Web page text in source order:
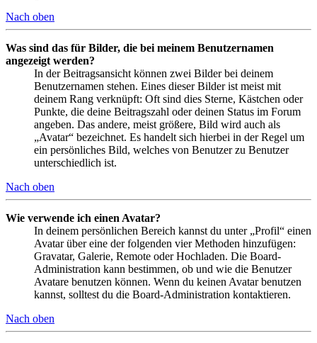
Nach oben
Was sind das für Bilder, die bei meinem Benutzernamen
angezeigt werden?
In der Beitragsansicht können zwei Bilder bei deinem
Benutzernamen stehen. Eines dieser Bilder ist meist mit
deinem Rang verknüpft: Oft sind dies Sterne, Kästchen oder
Punkte, die deine Beitragszahl oder deinen Status im Forum
angeben. Das andere, meist größere, Bild wird auch als
„Avatar“ bezeichnet. Es handelt sich hierbei in der Regel um
ein persönliches Bild, welches von Benutzer zu Benutzer
unterschiedlich ist.
Nach oben
Wie verwende ich einen Avatar?
In deinem persönlichen Bereich kannst du unter „Profil“ einen
Avatar über eine der folgenden vier Methoden hinzufügen:
Gravatar, Galerie, Remote oder Hochladen. Die Board-
Administration kann bestimmen, ob und wie die Benutzer
Avatare benutzen können. Wenn du keinen Avatar benutzen
kannst, solltest du die Board-Administration kontaktieren.
Nach oben